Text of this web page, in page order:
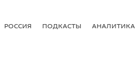
РОССИЯ ПОДКАСТЫ АНАЛИТИКА